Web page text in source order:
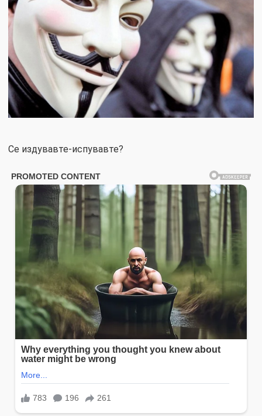
Се издувавте-испувавте?